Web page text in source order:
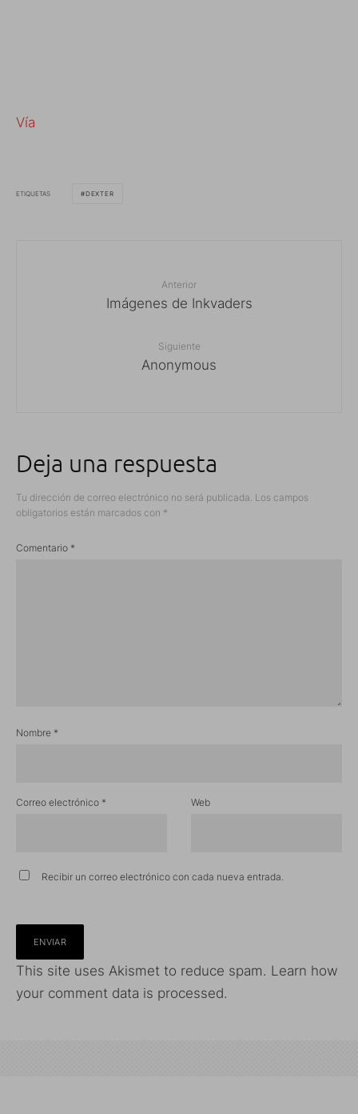
Vía
ETIQUETAS DEXTER
Anterior
Imágenes de Inkvaders
Siguiente
Anonymous
Deja una respuesta
Tu dirección de correo electrónico no será publicada. Los campos
obligatorios están marcados con *
Comentario *
Nombre *
Correo electrónico * Web
Recibir un correo electrónico con cada nueva entrada.
This site uses Akismet to reduce spam. Learn how
your comment data is processed.